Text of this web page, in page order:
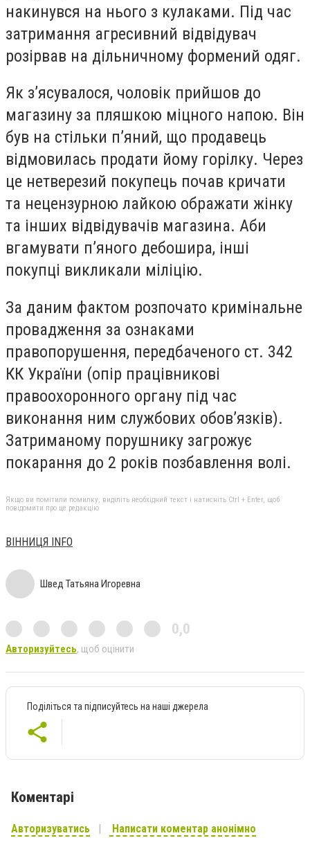
накинувся на нього з кулаками. Під час
затримання агресивний відвідувач
розірвав на дільничному формений одяг.
Як з’ясувалося, чоловік прийшов до
магазину за пляшкою міцного напою. Він
був на стільки п’яний, що продавець
відмовилась продати йому горілку. Через
це нетверезий покупець почав кричати
та нецензурною лайкою ображати жінку
та інших відвідувачів магазина. Аби
вгамувати п’яного дебошира, інші
покупці викликали міліцію.
За даним фактом розпочато кримінальне
провадження за ознаками
правопорушення, передбаченого ст. 342
КК України (опір працівникові
правоохоронного органу під час
виконання ним службових обов’язків).
Затриманому порушнику загрожує
покарання до 2 років позбавлення волі.
Якщо ви помітили помилку, виділіть необхідний текст і натисніть Ctrl + Enter, щоб
повідомити про це редакцію
ВІННИЦЯ INFO
Швед Татьяна Игоревна
0,0
Авторизуйтесь, щоб оцінити
Поділіться та підписуйтесь на наші джерела
Коментарі
Авторизуватись Написати коментар анонімно